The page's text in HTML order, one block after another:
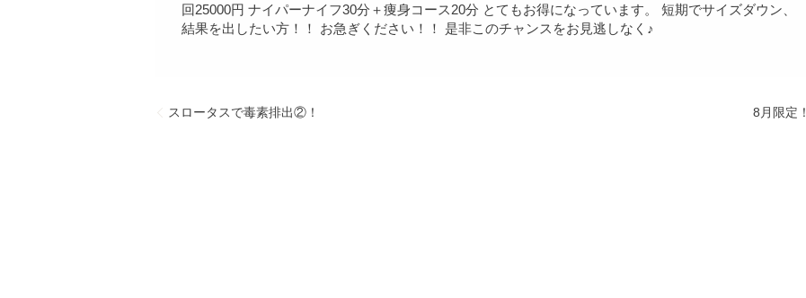
回25000円 ナイパーナイフ30分＋痩身コース20分 とてもお得になっています。 短期でサイズダウン、
結果を出したい方！！ お急ぎください！！ 是非このチャンスをお見逃しなく♪
スロータスで毒素排出②！ 8月限定！